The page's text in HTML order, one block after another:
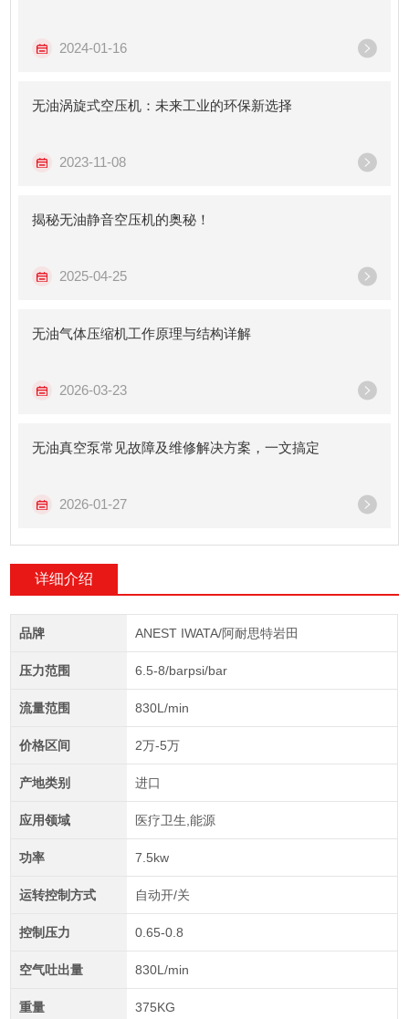
2024-01-16
无油涡旋式空压机：未来工业的环保新选择
2023-11-08
揭秘无油静音空压机的奥秘！
2025-04-25
无油气体压缩机工作原理与结构详解
2026-03-23
无油真空泵常见故障及维修解决方案，一文搞定
2026-01-27
详细介绍
品牌 ANEST IWATA/阿耐思特岩田
压力范围 6.5-8/barpsi/bar
流量范围 830L/min
价格区间 2万-5万
产地类别 进口
应用领域 医疗卫生,能源
功率 7.5kw
运转控制方式 自动开/关
控制压力 0.65-0.8
空气吐出量 830L/min
重量 375KG